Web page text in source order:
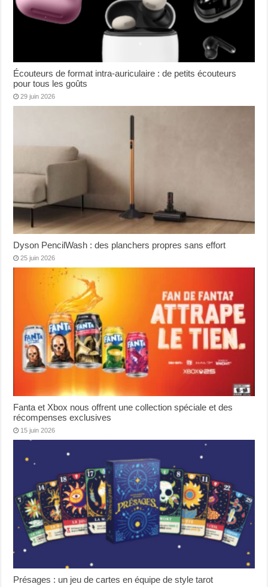
Écouteurs de format intra-auriculaire : de petits écouteurs
pour tous les goûts
29 juin 2026
Dyson PencilWash : des planchers propres sans effort
25 juin 2026
Fanta et Xbox nous offrent une collection spéciale et des
récompenses exclusives
15 juin 2026
Présages : un jeu de cartes en équipe de style tarot